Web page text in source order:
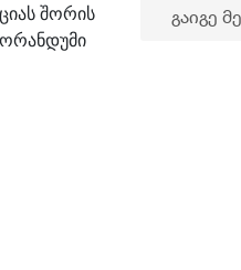
შორის
გაიგე